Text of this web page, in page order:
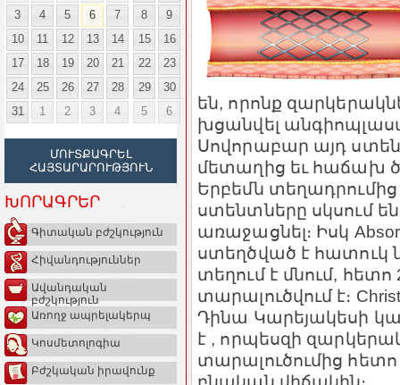
3
4 5 6 7 8
9
10
11 12 13 14 15
16
17
18 19 20 21 22
23
24
25 26 27 28 29
30
31
1 2 3 4 5 6
ՄՈՒՏՔԱԳՐԵԼ
ՀԱՅՏԱՐԱՐՈՒԹՅՈՒՆ
ԽՈՐԱԳՐԵՐ
Գիտական բժշկություն
Հիվանդություններ
Ավանդական
բժշկություն
Առողջ ապրելակերպ
Կոսմետոլոգիա
Բժշկական իրավունք
են, որոնք
խցանվել
Սովորաբար այդ
մետաղից եւ հաճախ
Երբեմն
ստենտները սկսում են
առաջացնել։ Իսկ
ստեղծված է հատուկ
տեղում է մնում,
տարալուծվում է։
Դինա Կարեյակեսի
է , որպեսզի
տարալուծումից